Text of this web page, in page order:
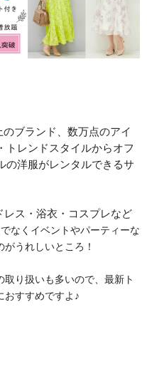
ブランド、数万点のアイ
トレンドスタイルからオフ
の洋服がレンタルできるサ
ス・浴衣・コスプレなど
なくイベントやパーティーな
うれしいところ！
り扱いも多いので、最新ト
おすすめですよ♪